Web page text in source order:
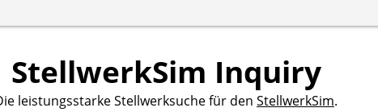
StellwerkSim Inquiry
leistungsstarke Stellwerksuche für den StellwerkSim.